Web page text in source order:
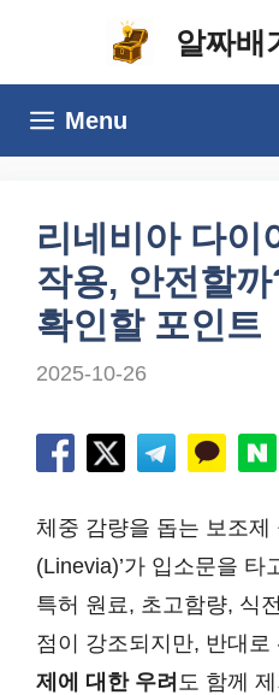
알짜배
Menu
리네비아 다이
작용, 안전할
확인할 포인트
2025-10-26
체중 감량을 돕는 보조제
(Linevia)’가 입소문을 타
특허 원료, 초고함량, 식
점이 강조되지만, 반대로
제에 대한 우려 도 함께